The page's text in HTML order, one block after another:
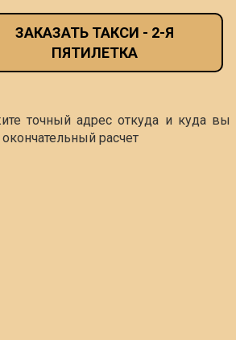
ЗАКАЗАТЬ ТАКСИ - 2-Я
ПЯТИЛЕТКА
точный адрес откуда и куда
расчет